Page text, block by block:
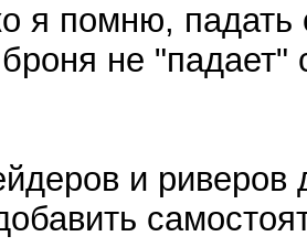
я помню,
не "падает"
и риверов